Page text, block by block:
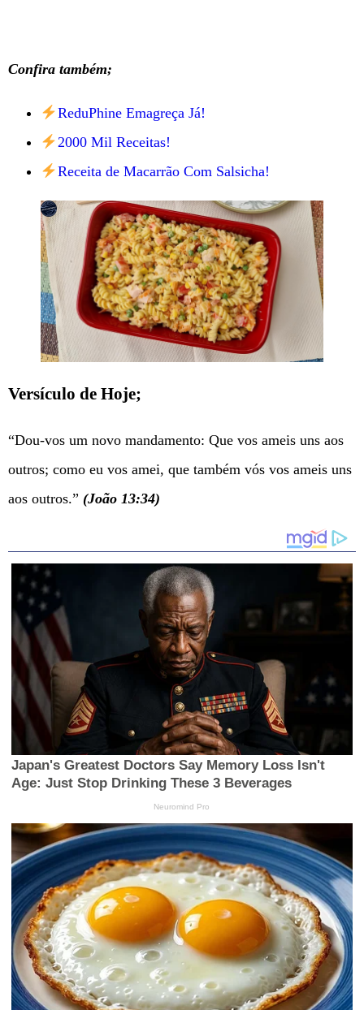
Confira também;
ReduPhine Emagreça Já!
2000 Mil Receitas!
Receita de Macarrão Com Salsicha!
Versículo de Hoje;
“Dou-vos um novo mandamento: Que vos ameis uns aos
outros; como eu vos amei, que também vós vos ameis uns
aos outros.” (João 13:34)